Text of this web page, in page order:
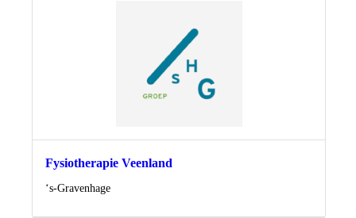
Fysiotherapie Veenland
Locatie
‘s-Gravenhage